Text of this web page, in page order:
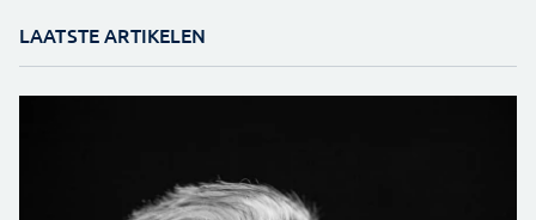
LAATSTE ARTIKELEN